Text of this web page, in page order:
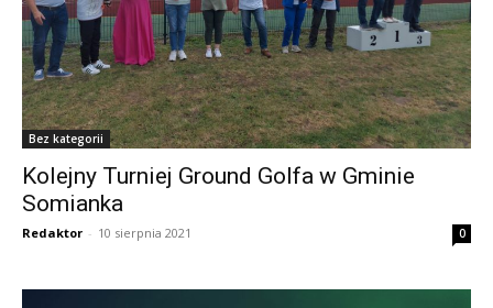
Bez kategorii
Kolejny Turniej Ground Golfa w Gminie
Somianka
Redaktor - 10 sierpnia 2021 0